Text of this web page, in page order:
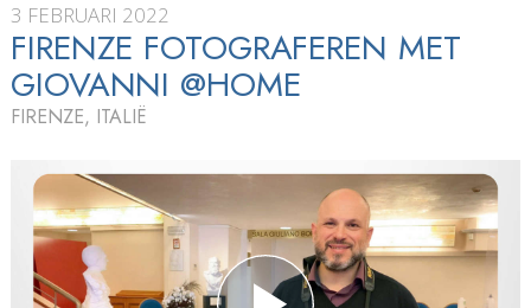
3 FEBRUARI 2022
FIRENZE FOTOGRAFEREN MET
GIOVANNI @HOME
FIRENZE, ITALIË